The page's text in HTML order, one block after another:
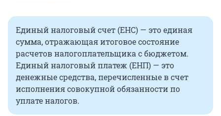
Единый налоговый счет (ЕНС) — это единая
сумма, отражающая итоговое состояние
расчетов налогоплательщика с бюджетом.
Единый налоговый платеж (ЕНП) — это
денежные средства, перечисленные в счет
исполнения совокупной обязанности по
уплате налогов.